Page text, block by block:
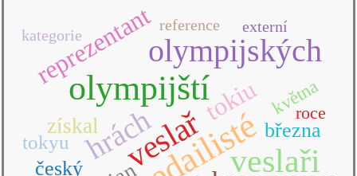
olympijští
veslaři
veslař
olympijských
hrách
reprezentant
tokiu
získal března
český
tokyu
května
roce
externí
kategorie
reference